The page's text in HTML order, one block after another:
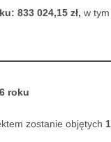
833 024,15 zł, w
roku
zostanie objętych